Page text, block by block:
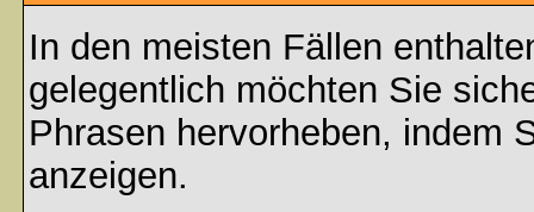
In den meisten Fällen
gelegentlich möchten Sie
Phrasen hervorheben, indem
anzeigen.